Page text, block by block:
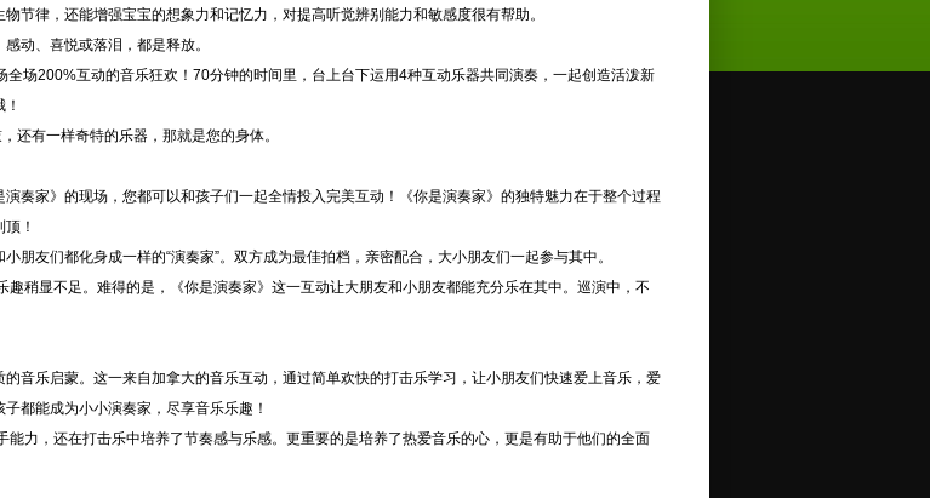
节律，还能增强宝宝的想象力和记忆力，对提高听觉辨别能力和敏感度很有帮助。
动、喜悦或落泪，都是释放。
全场200%互动的音乐狂欢！70分钟的时间里，台上台下运用4种互动乐器共同演奏，一起创造活泼新
有一样奇特的乐器，那就是您的身体。
奏家》的现场，您都可以和孩子们一起全情投入完美互动！《你是演奏家》的独特魅力在于整个过程
！
朋友们都化身成一样的“演奏家”。双方成为最佳拍档，亲密配合，大小朋友们一起参与其中。
稍显不足。难得的是，《你是演奏家》这一互动让大朋友和小朋友都能充分乐在其中。巡演中，不
音乐启蒙。这一来自加拿大的音乐互动，通过简单欢快的打击乐学习，让小朋友们快速爱上音乐，爱
都能成为小小演奏家，尽享音乐乐趣！
力，还在打击乐中培养了节奏感与乐感。更重要的是培养了热爱音乐的心，更是有助于他们的全面